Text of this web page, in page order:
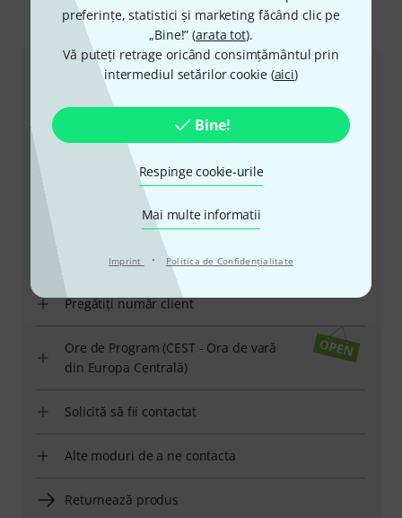
preferințe, statistici și marketing făcând clic pe
„Bine!” (arata tot).
Vă puteți retrage oricând consimțământul prin
intermediul setărilor cookie (aici)
Bine!
Respinge cookie-urile
Mai multe informatii
Imprint · Politica de Confidenţialitate
Ne puteți contacta astfel
Serviciul Clienți România
+49-9546-9223-530
Personalul nostru de la service e aici pentru a vă ajuta
cu orice problemă
Pregătiți număr client
Ore de Program (CEST - Ora de vară
din Europa Centrală)
Solicită să fii contactat
Alte moduri de a ne contacta
Returnează produs